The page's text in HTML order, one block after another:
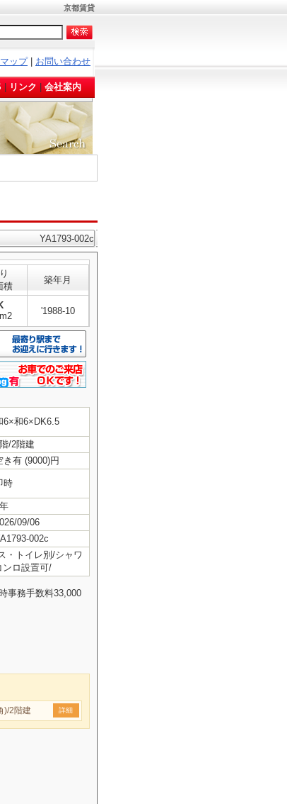
京都賃貸
ップ| お問い合わせ
リンク 会社案内
YA1793-002c
積
築年月
'1988-10
6×和6×DK6.5
/2階建
き有 (9000)円
時
09/06
002c
・トイレ別/シャワ
ンロ設置可/
事務手数料33,000
)/2階建 詳細